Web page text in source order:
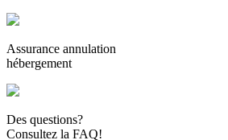
Assurance annulation
hébergement
Des questions?
Consultez la FAQ!